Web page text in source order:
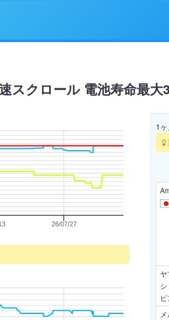
クロール 電池寿命最
26/07/27
1
シ